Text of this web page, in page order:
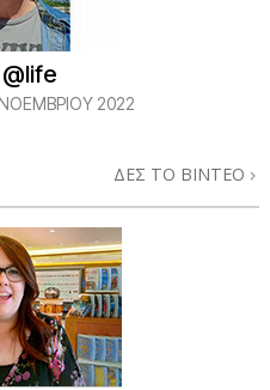
2022
ΔΕΣ ΤΟ ΒΙΝΤΕΟ